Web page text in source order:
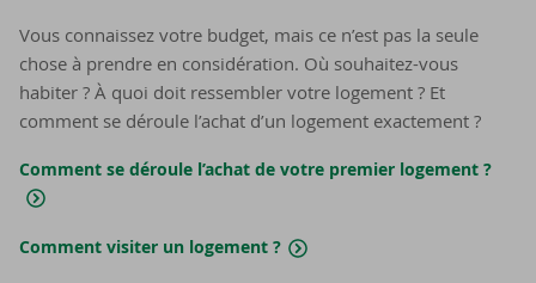
Vous connaissez votre budget, mais ce n’est pas la seule
chose à prendre en considération. Où souhaitez-vous
habiter ? À quoi doit ressembler votre logement ? Et
comment se déroule l’achat d’un logement exactement ?
Comment se déroule l’achat de votre premier logement ?
Comment visiter un logement ?